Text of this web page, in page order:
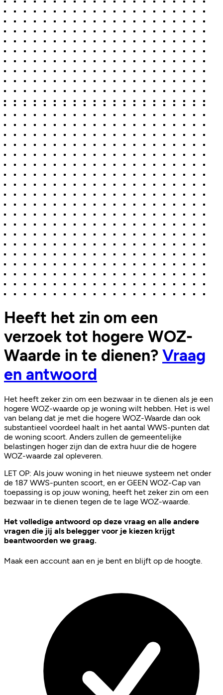
Heeft het zin om een
verzoek tot hogere WOZ-
Waarde in te dienen? Vraag
en antwoord
Het heeft zeker zin om een bezwaar in te dienen als je een
hogere WOZ-waarde op je woning wilt hebben. Het is wel
van belang dat je met die hogere WOZ-Waarde dan ook
substantieel voordeel haalt in het aantal WWS-punten dat
de woning scoort. Anders zullen de gemeentelijke
belastingen hoger zijn dan de extra huur die de hogere
WOZ-waarde zal opleveren.
LET OP: Als jouw woning in het nieuwe systeem net onder
de 187 WWS-punten scoort, en er GEEN WOZ-Cap van
toepassing is op jouw woning, heeft het zeker zin om een
bezwaar in te dienen tegen de te lage WOZ-waarde.
Het volledige antwoord op deze vraag en alle andere
vragen die jij als belegger voor je kiezen krijgt
beantwoorden we graag.
Maak een account aan en je bent en blijft op de hoogte.